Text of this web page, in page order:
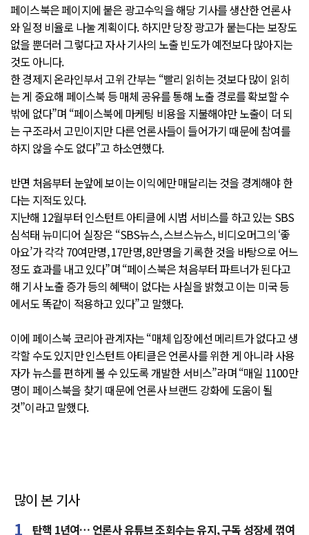
페이스북은 페이지에 붙은 광고수익을 해당 기사를 생산한 언론사
와 일정 비율로 나눌 계획이다. 하지만 당장 광고가 붙는다는 보장도
없을 뿐더러 그렇다고 자사 기사의 노출 빈도가 예전보다 많아지는
것도 아니다.
한 경제지 온라인부서 고위 간부는 “빨리 읽히는 것보다 많이 읽히
는 게 중요해 페이스북 등 매체 공유를 통해 노출 경로를 확보할 수
밖에 없다”며 “페이스북에 마케팅 비용을 지불해야만 노출이 더 되
는 구조라서 고민이지만 다른 언론사들이 들어가기 때문에 참여를
하지 않을 수도 없다”고 하소연했다.
반면 처음부터 눈앞에 보이는 이익에만 매달리는 것을 경계해야 한
다는 지적도 있다.
지난해 12월부터 인스턴트 아티클에 시범 서비스를 하고 있는 SBS
심석태 뉴미디어 실장은 “SBS뉴스, 스브스뉴스, 비디오머그의 ‘좋
아요’가 각각 70여만명, 17만명, 8만명을 기록한 것을 바탕으로 어느
정도 효과를 내고 있다”며 “페이스북은 처음부터 파트너가 된다고
해 기사 노출 증가 등의 혜택이 없다는 사실을 밝혔고 이는 미국 등
에서도 똑같이 적용하고 있다”고 말했다.
이에 페이스북 코리아 관계자는 “매체 입장에선 메리트가 없다고 생
각할 수도 있지만 인스턴트 아티클은 언론사를 위한 게 아니라 사용
자가 뉴스를 편하게 볼 수 있도록 개발한 서비스”라며 “매일 1100만
명이 페이스북을 찾기 때문에 언론사 브랜드 강화에 도움이 될
것”이라고 말했다.
많이 본 기사
탄핵 1년여… 언론사 유튜브 조회수는 유지, 구독 성장세 꺾여